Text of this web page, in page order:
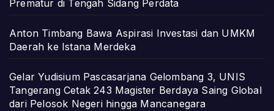
Prematur di Tengah Sidang Perdata
Anton Timbang Bawa Aspirasi Investasi dan UMKM
Daerah ke Istana Merdeka
Gelar Yudisium Pascasarjana Gelombang 3, UNIS
Tangerang Cetak 243 Magister Berdaya Saing Global
dari Pelosok Negeri hingga Mancanegara